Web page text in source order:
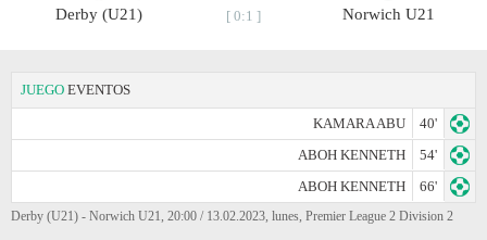
Derby (U21) [ 0:1 ] Norwich U21
JUEGO EVENTOS
KAMARA ABU
40'
ABOH KENNETH
54'
ABOH KENNETH
66'
Derby (U21) - Norwich U21, 20:00 / 13.02.2023, lunes, Premier League 2 Division 2